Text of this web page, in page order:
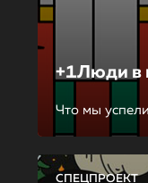
+1Люди в
Что мы
СПЕЦПРОЕКТ